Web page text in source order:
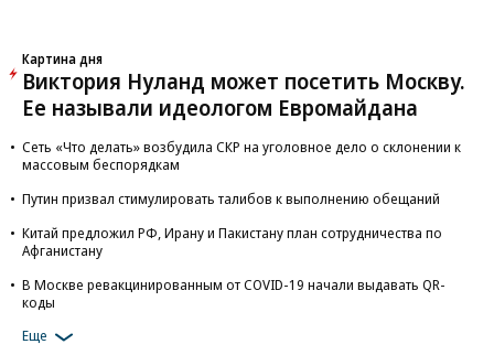
Картина дня
Виктория Нуланд может посетить Москву.
Ее называли идеологом Евромайдана
Сеть «Что делать» возбудила СКР на уголовное дело о склонении к
массовым беспорядкам
Путин призвал стимулировать талибов к выполнению обещаний
Китай предложил РФ, Ирану и Пакистану план сотрудничества по
Афганистану
В Москве ревакцинированным от COVID-19 начали выдавать QR-
коды
Еще